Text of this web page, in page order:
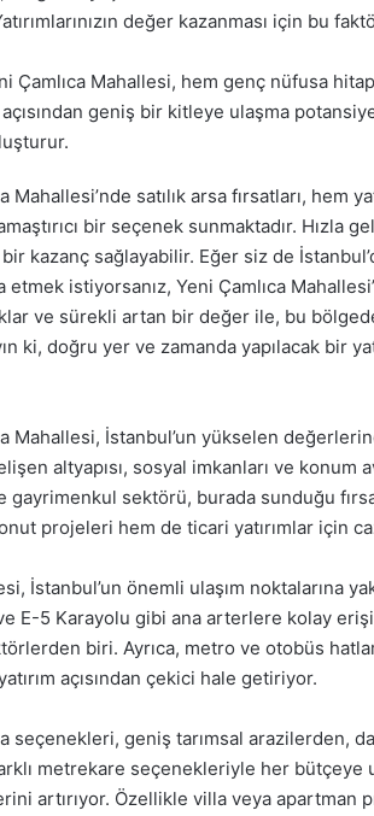
değer kazanması için bu
Çamlıca Mahallesi, hem genç nüfusa
geniş bir kitleye ulaşma
Mahallesi’nde satılık arsa fırsatları, hem
bir seçenek sunmaktadır. Hızla
kazanç sağlayabilir. Eğer siz de
istiyorsanız, Yeni Çamlıca
ve sürekli artan bir değer ile, bu
ki, doğru yer ve zamanda yapılacak bir
Mahallesi, İstanbul’un yükselen
altyapısı, sosyal imkanları ve konum
sektörü, burada sunduğu
projeleri hem de ticari yatırımlar için
İstanbul’un önemli ulaşım noktalarına
E-5 Karayolu gibi ana arterlere kolay
biri. Ayrıca, metro ve otobüs
açısından çekici hale getiriyor.
seçenekleri, geniş tarımsal arazilerden,
metrekare seçenekleriyle her bütçeye
artırıyor. Özellikle villa veya